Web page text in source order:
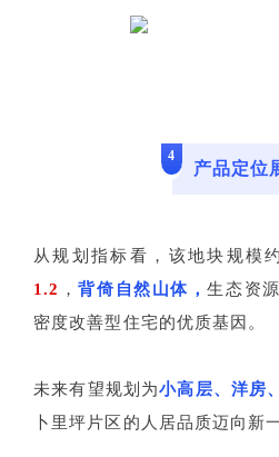
4
产品定位
从规划指标看，该地块规模约
1.2 ，背倚自然山体 ，生态资
密度改善型住宅的优质基因。
未来有望规划为小高层、洋房
卜里坪片区的人居品质迈向新